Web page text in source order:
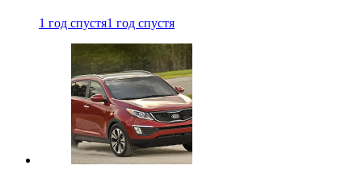
1 год спустя1 год спустя